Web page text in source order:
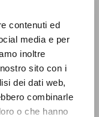
contenuti ed
media e per
inoltre
sito con i
dei dati web,
combinarle
o che hanno
gli scritti
bibliografiche,
tematici